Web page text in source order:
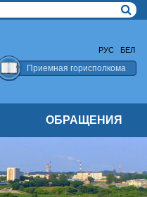
РУС БЕЛ
Приемная горисполкома
ОБРАЩЕНИЯ